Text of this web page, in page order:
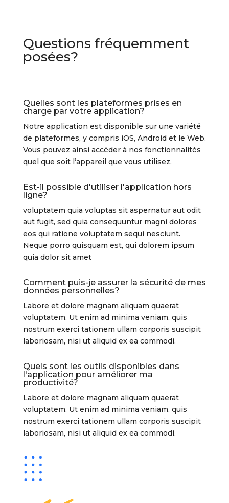
Questions fréquemment
posées?
Quelles sont les plateformes prises en
charge par votre application?
Notre application est disponible sur une variété
de plateformes, y compris iOS, Android et le Web.
Vous pouvez ainsi accéder à nos fonctionnalités
quel que soit l’appareil que vous utilisez.
Est-il possible d'utiliser l'application hors
ligne?
voluptatem quia voluptas sit aspernatur aut odit
aut fugit, sed quia consequuntur magni dolores
eos qui ratione voluptatem sequi nesciunt.
Neque porro quisquam est, qui dolorem ipsum
quia dolor sit amet
Comment puis-je assurer la sécurité de mes
données personnelles?
Labore et dolore magnam aliquam quaerat
voluptatem. Ut enim ad minima veniam, quis
nostrum exerci tationem ullam corporis suscipit
laboriosam, nisi ut aliquid ex ea commodi.
Quels sont les outils disponibles dans
l'application pour améliorer ma
productivité?
Labore et dolore magnam aliquam quaerat
voluptatem. Ut enim ad minima veniam, quis
nostrum exerci tationem ullam corporis suscipit
laboriosam, nisi ut aliquid ex ea commodi.